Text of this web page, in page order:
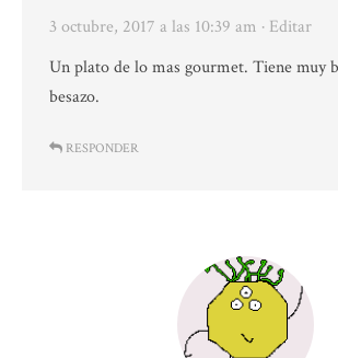
3 octubre, 2017 a las 10:39 am · Editar
Un plato de lo mas gourmet. Tiene muy
besazo.
RESPONDER